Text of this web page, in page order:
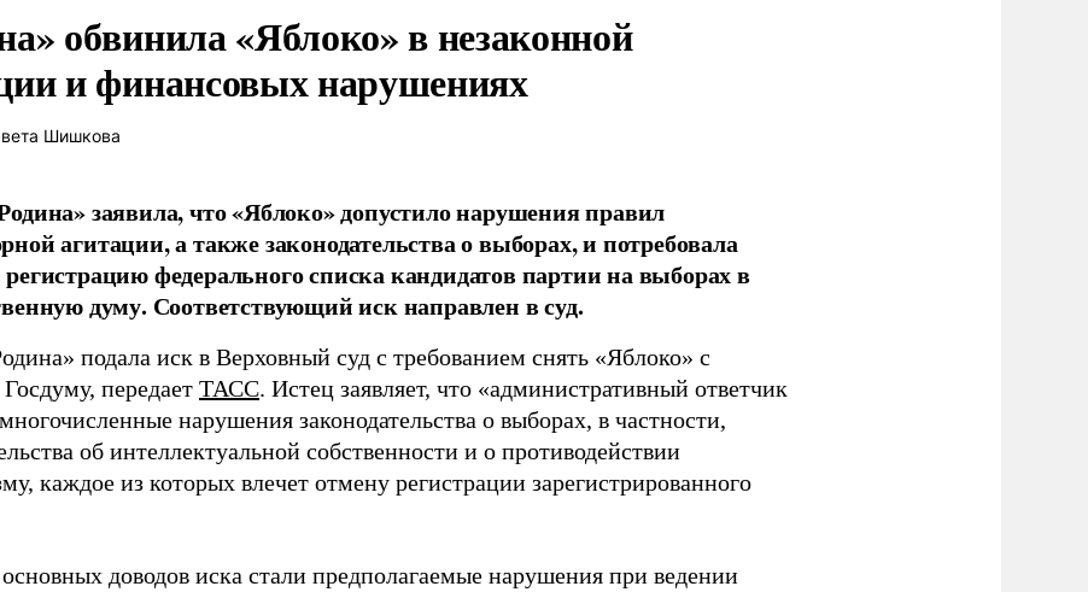
обвинила «Яблоко» в незаконной
и финансовых нарушениях
Шишкова
заявила, что «Яблоко» допустило нарушения правил
агитации, а также законодательства о выборах, и потребовала
федерального списка кандидатов партии на выборах в
думу. Соответствующий иск направлен в суд.
подала иск в Верховный суд с требованием снять «Яблоко» с
передает ТАСС. Истец заявляет, что «административный ответчик
нарушения законодательства о выборах, в частности,
об интеллектуальной собственности и о противодействии
каждое из которых влечет отмену регистрации зарегистрированного
доводов иска стали предполагаемые нарушения при ведении